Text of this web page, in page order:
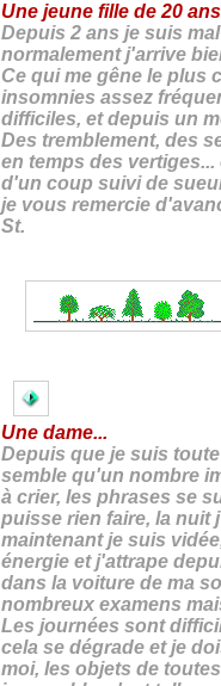
Une jeune fille de 20
Depuis 2 ans je suis
normalement j'arrive
Ce qui me gêne le plus
insomnies assez
difficiles, et depuis un
Des tremblement, des
en temps des vertiges...
d'un coup suivi de
je vous remercie
St.
Une dame...
Depuis que je suis
semble qu'un nombre
à crier, les phrases se
puisse rien faire, la nuit
maintenant je suis
énergie et j'attrape
dans la voiture de ma
nombreux examens
Les journées sont
cela se dégrade et je
moi, les objets de